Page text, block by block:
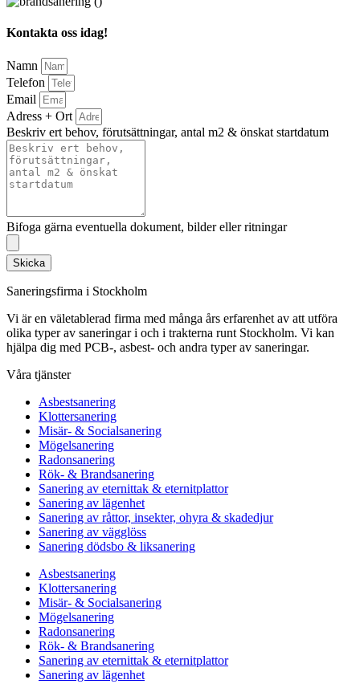
Kontakta oss idag!
Namn
Telefon
Email
Adress + Ort
Beskriv ert behov, förutsättningar, antal m2 & önskat startdatum
Bifoga gärna eventuella dokument, bilder eller ritningar
Skicka
Saneringsfirma i Stockholm
Vi är en väletablerad firma med många års erfarenhet av att utföra
olika typer av saneringar i och i trakterna runt Stockholm. Vi kan
hjälpa dig med PCB-, asbest- och andra typer av saneringar.
Våra tjänster
Asbestsanering
Klottersanering
Misär- & Socialsanering
Mögelsanering
Radonsanering
Rök- & Brandsanering
Sanering av eternittak & eternitplattor
Sanering av lägenhet
Sanering av råttor, insekter, ohyra & skadedjur
Sanering av vägglöss
Sanering dödsbo & liksanering
Asbestsanering
Klottersanering
Misär- & Socialsanering
Mögelsanering
Radonsanering
Rök- & Brandsanering
Sanering av eternittak & eternitplattor
Sanering av lägenhet